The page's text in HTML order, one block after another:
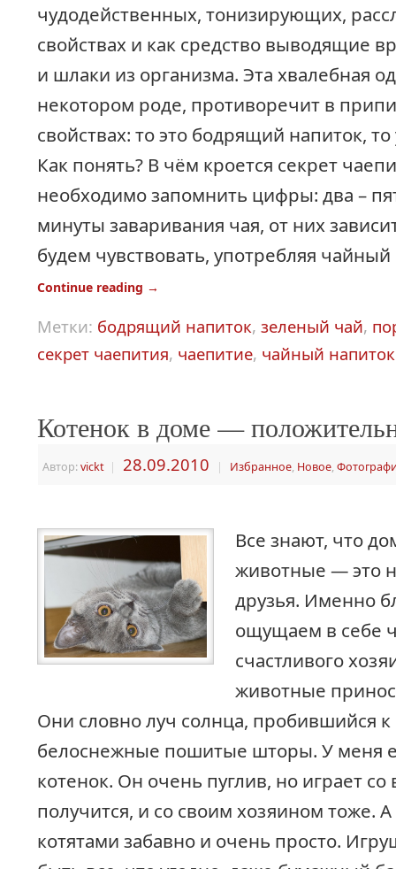
чудодейственных, тонизирующих,
свойствах и как средство выводящие
и шлаки из организма. Эта хвалебная
некотором роде, противоречит в
свойствах: то это бодрящий напиток,
Как понять? В чём кроется секрет
необходимо запомнить цифры: два –
минуты заваривания чая, от них
будем чувствовать, употребляя
Continue reading →
Метки: бодрящий напиток, зеленый чай,
секрет чаепития, чаепитие, чайный напиток
Котенок в доме —
Автор:vickt | 28.09.2010 | Избранное, Новое,
Все знают, что
животные — это
друзья. Именно
ощущаем в себе
счастливого
животные
Они словно луч солнца, пробившийся к
белоснежные пошитые шторы. У меня
котенок. Он очень пуглив, но играет
получится, и со своим хозяином тоже. А
котятами забавно и очень просто.